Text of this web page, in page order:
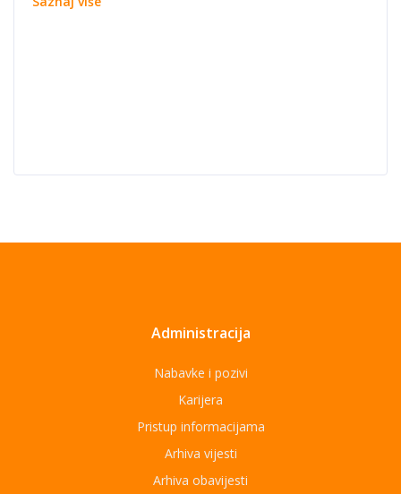
Administracija
Nabavke i pozivi
Karijera
Pristup informacijama
Arhiva vijesti
Arhiva obavijesti